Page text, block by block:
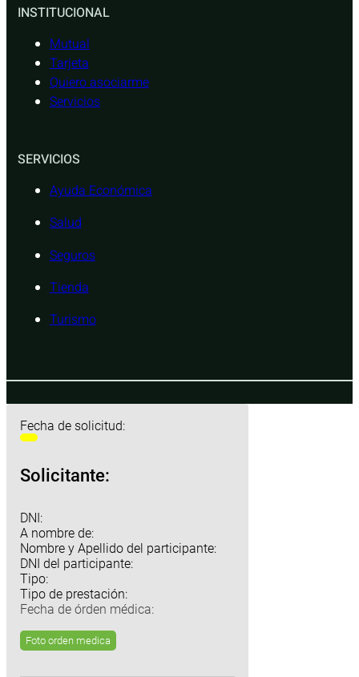
INSTITUCIONAL
Mutual
Tarjeta
Quiero asociarme
Servicios
SERVICIOS
Ayuda Económica
Salud
Seguros
Tienda
Turismo
Fecha de solicitud:
Solicitante:
DNI:
A nombre de:
Nombre y Apellido del participante:
DNI del participante:
Tipo:
Tipo de prestación:
Fecha de órden médica:
Foto orden medica